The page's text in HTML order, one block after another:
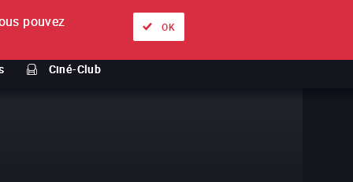
Ciné-Club
À propos Nos offres
pouvez OK